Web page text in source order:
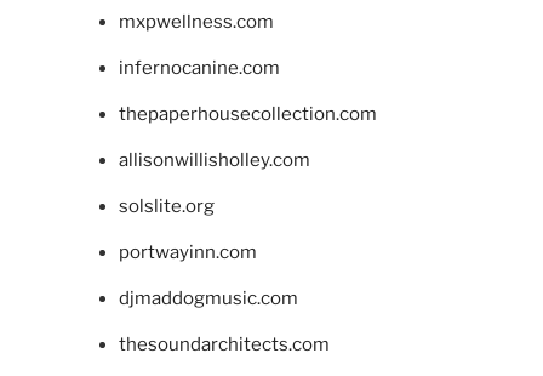
mxpwellness.com
infernocanine.com
thepaperhousecollection.com
allisonwillisholley.com
solslite.org
portwayinn.com
djmaddogmusic.com
thesoundarchitects.com